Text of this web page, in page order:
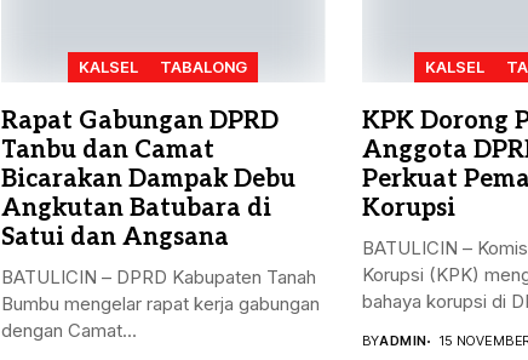
KALSEL TABALONG
Rapat Gabungan DPRD
Tanbu dan Camat
Bicarakan Dampak Debu
Angkutan Batubara di
Satui dan Angsana
BATULICIN – DPRD Kabupaten Tanah
Bumbu mengelar rapat kerja gabungan
dengan Camat...
KALSEL
KPK Dorong
Anggota
Perkuat
Korupsi
BATULICIN –
Korupsi (KPK)
bahaya korupsi di
BYADMIN 15